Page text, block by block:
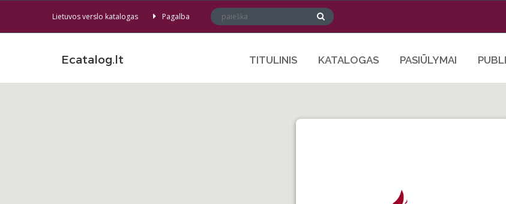
Lietuvos verslo katalogas Pagalba
Ecatalog.lt TITULINIS KATALOGAS PASIŪLYMAI